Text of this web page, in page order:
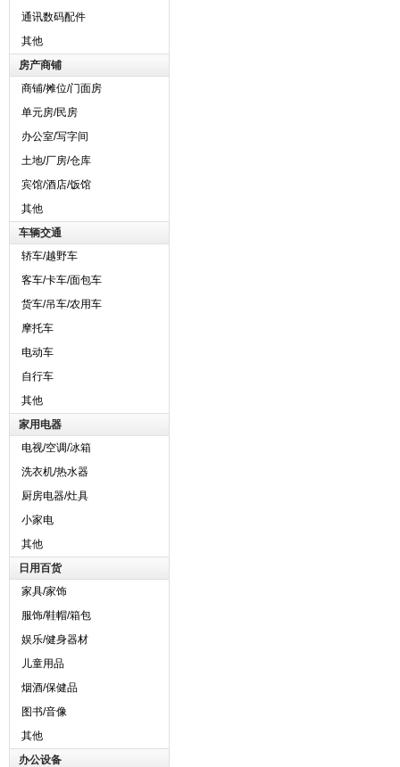
通讯数码配件
其他
房产商铺
商铺/摊位/门面房
单元房/民房
办公室/写字间
土地/厂房/仓库
宾馆/酒店/饭馆
其他
车辆交通
轿车/越野车
客车/卡车/面包车
货车/吊车/农用车
摩托车
电动车
自行车
其他
家用电器
电视/空调/冰箱
洗衣机/热水器
厨房电器/灶具
小家电
其他
日用百货
家具/家饰
服饰/鞋帽/箱包
娱乐/健身器材
儿童用品
烟酒/保健品
图书/音像
其他
办公设备